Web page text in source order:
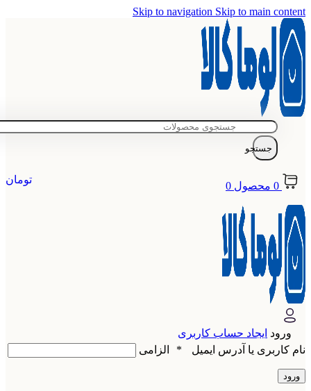
Skip to navigation Skip to main content
جستجو
0 محصول 0
تومان
ورود ایجاد حساب کاربری
نام کاربری یا آدرس ایمیل
* الزامی
ورود